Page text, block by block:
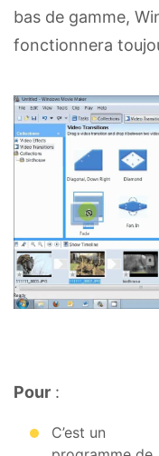
bas de gamme,
fonctionnera
Pour :
C’est un